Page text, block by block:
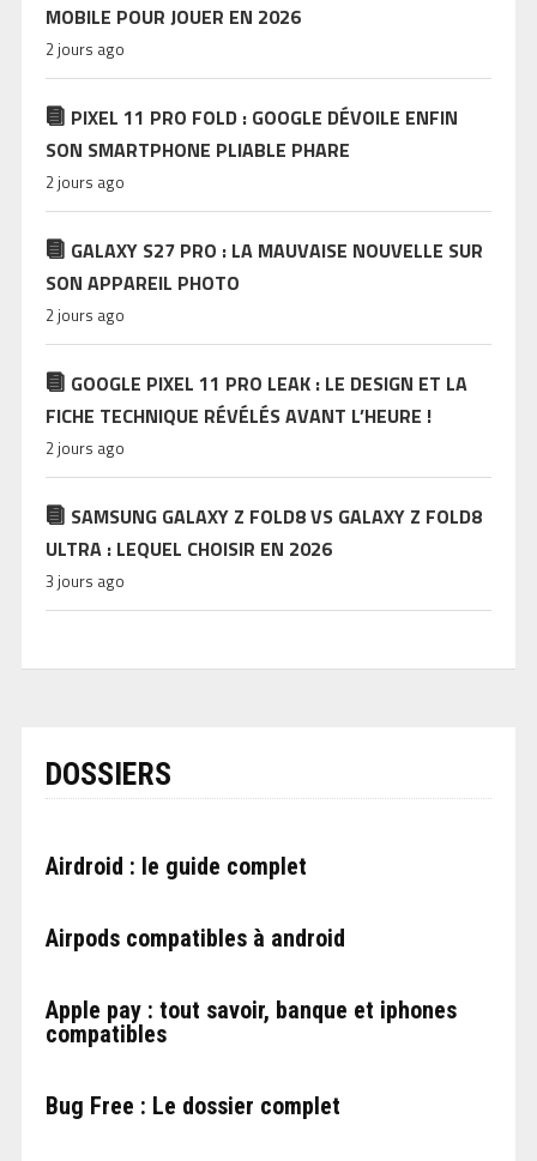
MOBILE POUR JOUER EN 2026
2 jours ago
PIXEL 11 PRO FOLD : GOOGLE DÉVOILE ENFIN
SON SMARTPHONE PLIABLE PHARE
2 jours ago
GALAXY S27 PRO : LA MAUVAISE NOUVELLE SUR
SON APPAREIL PHOTO
2 jours ago
GOOGLE PIXEL 11 PRO LEAK : LE DESIGN ET LA
FICHE TECHNIQUE RÉVÉLÉS AVANT L’HEURE !
2 jours ago
SAMSUNG GALAXY Z FOLD8 VS GALAXY Z FOLD8
ULTRA : LEQUEL CHOISIR EN 2026
3 jours ago
DOSSIERS
Airdroid : le guide complet
Airpods compatibles à android
Apple pay : tout savoir, banque et iphones
compatibles
Bug Free : Le dossier complet